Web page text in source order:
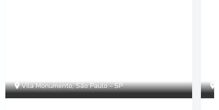
Vila Monumento, São Paulo - SP